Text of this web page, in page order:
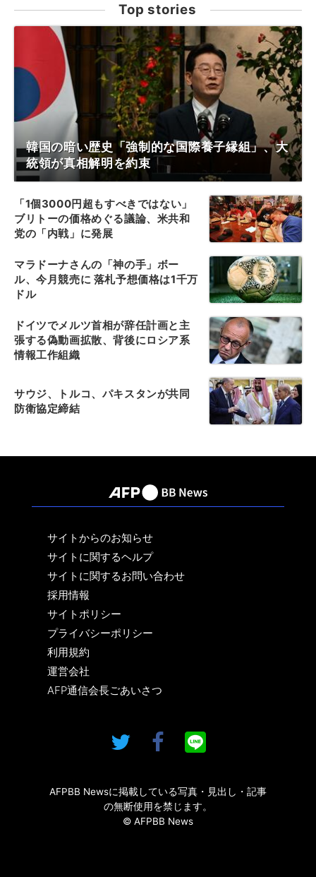
Top stories
韓国の暗い歴史「強制的な国際養子縁組」、大
統領が真相解明を約束
「1個3000円超もすべきではない」
ブリトーの価格めぐる議論、米共和
党の「内戦」に発展
マラドーナさんの「神の手」ボー
ル、今月競売に 落札予想価格は1千万
ドル
ドイツでメルツ首相が辞任計画と主
張する偽動画拡散、背後にロシア系
情報工作組織
サウジ、トルコ、パキスタンが共同
防衛協定締結
サイトからのお知らせ
サイトに関するヘルプ
サイトに関するお問い合わせ
採用情報
サイトポリシー
プライバシーポリシー
利用規約
運営会社
AFP通信会長ごあいさつ
AFPBB Newsに掲載している写真・見出し・記事
の無断使用を禁じます。
© AFPBB News